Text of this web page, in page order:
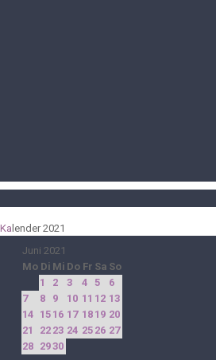
Ka lender 2021
Juni 2021
Mo Di Mi Do Fr Sa So
1
2 3 4 5
6
7
8 9 10 11 12 13
14 15 16 17 18 19 20
21
22 23 24 25 26 27
28 2930